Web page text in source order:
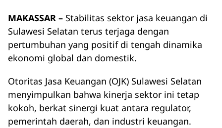
MAKASSAR – Stabilitas sektor jasa keuangan di
Sulawesi Selatan terus terjaga dengan
pertumbuhan yang positif di tengah dinamika
ekonomi global dan domestik.
Otoritas Jasa Keuangan (OJK) Sulawesi Selatan
menyimpulkan bahwa kinerja sektor ini tetap
kokoh, berkat sinergi kuat antara regulator,
pemerintah daerah, dan industri keuangan.